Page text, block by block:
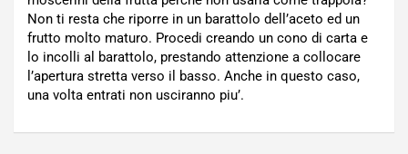
Non ti resta che riporre in un barattolo dell’aceto ed un
frutto molto maturo. Procedi creando un cono di carta e
lo incolli al barattolo, prestando attenzione a collocare
l’apertura stretta verso il basso. Anche in questo caso,
una volta entrati non usciranno piu’.